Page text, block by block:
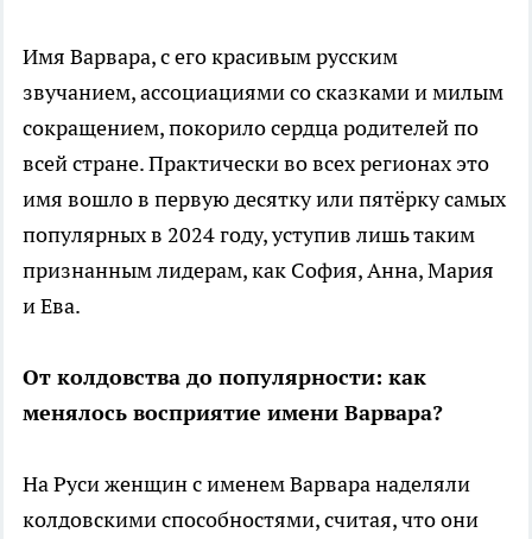
Имя Варвара, с его красивым русским
звучанием, ассоциациями со сказками и милым
сокращением, покорило сердца родителей по
всей стране. Практически во всех регионах это
имя вошло в первую десятку или пятёрку самых
популярных в 2024 году, уступив лишь таким
признанным лидерам, как София, Анна, Мария
и Ева.
От колдовства до популярности: как
менялось восприятие имени Варвара?
На Руси женщин с именем Варвара наделяли
колдовскими способностями, считая, что они